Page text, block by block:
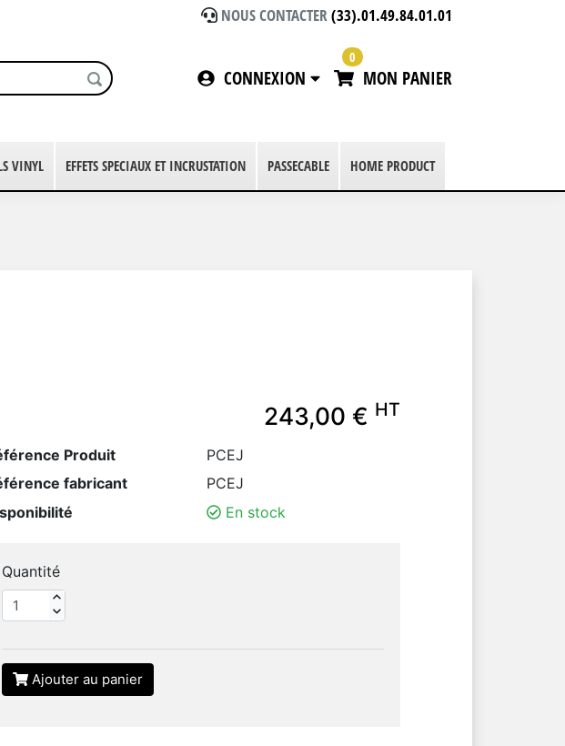
NOUS CONTACTER(33).01.49.84.01.01
CONNEXION
0
MON PANIER
VINYL EFFETS SPECIAUX ET INCRUSTATION PASSECABLE HOME PRODUCT
243,00 € HT
Produit
PCEJ
fabricant
PCEJ
En stock
Quantité
Ajouter au panier